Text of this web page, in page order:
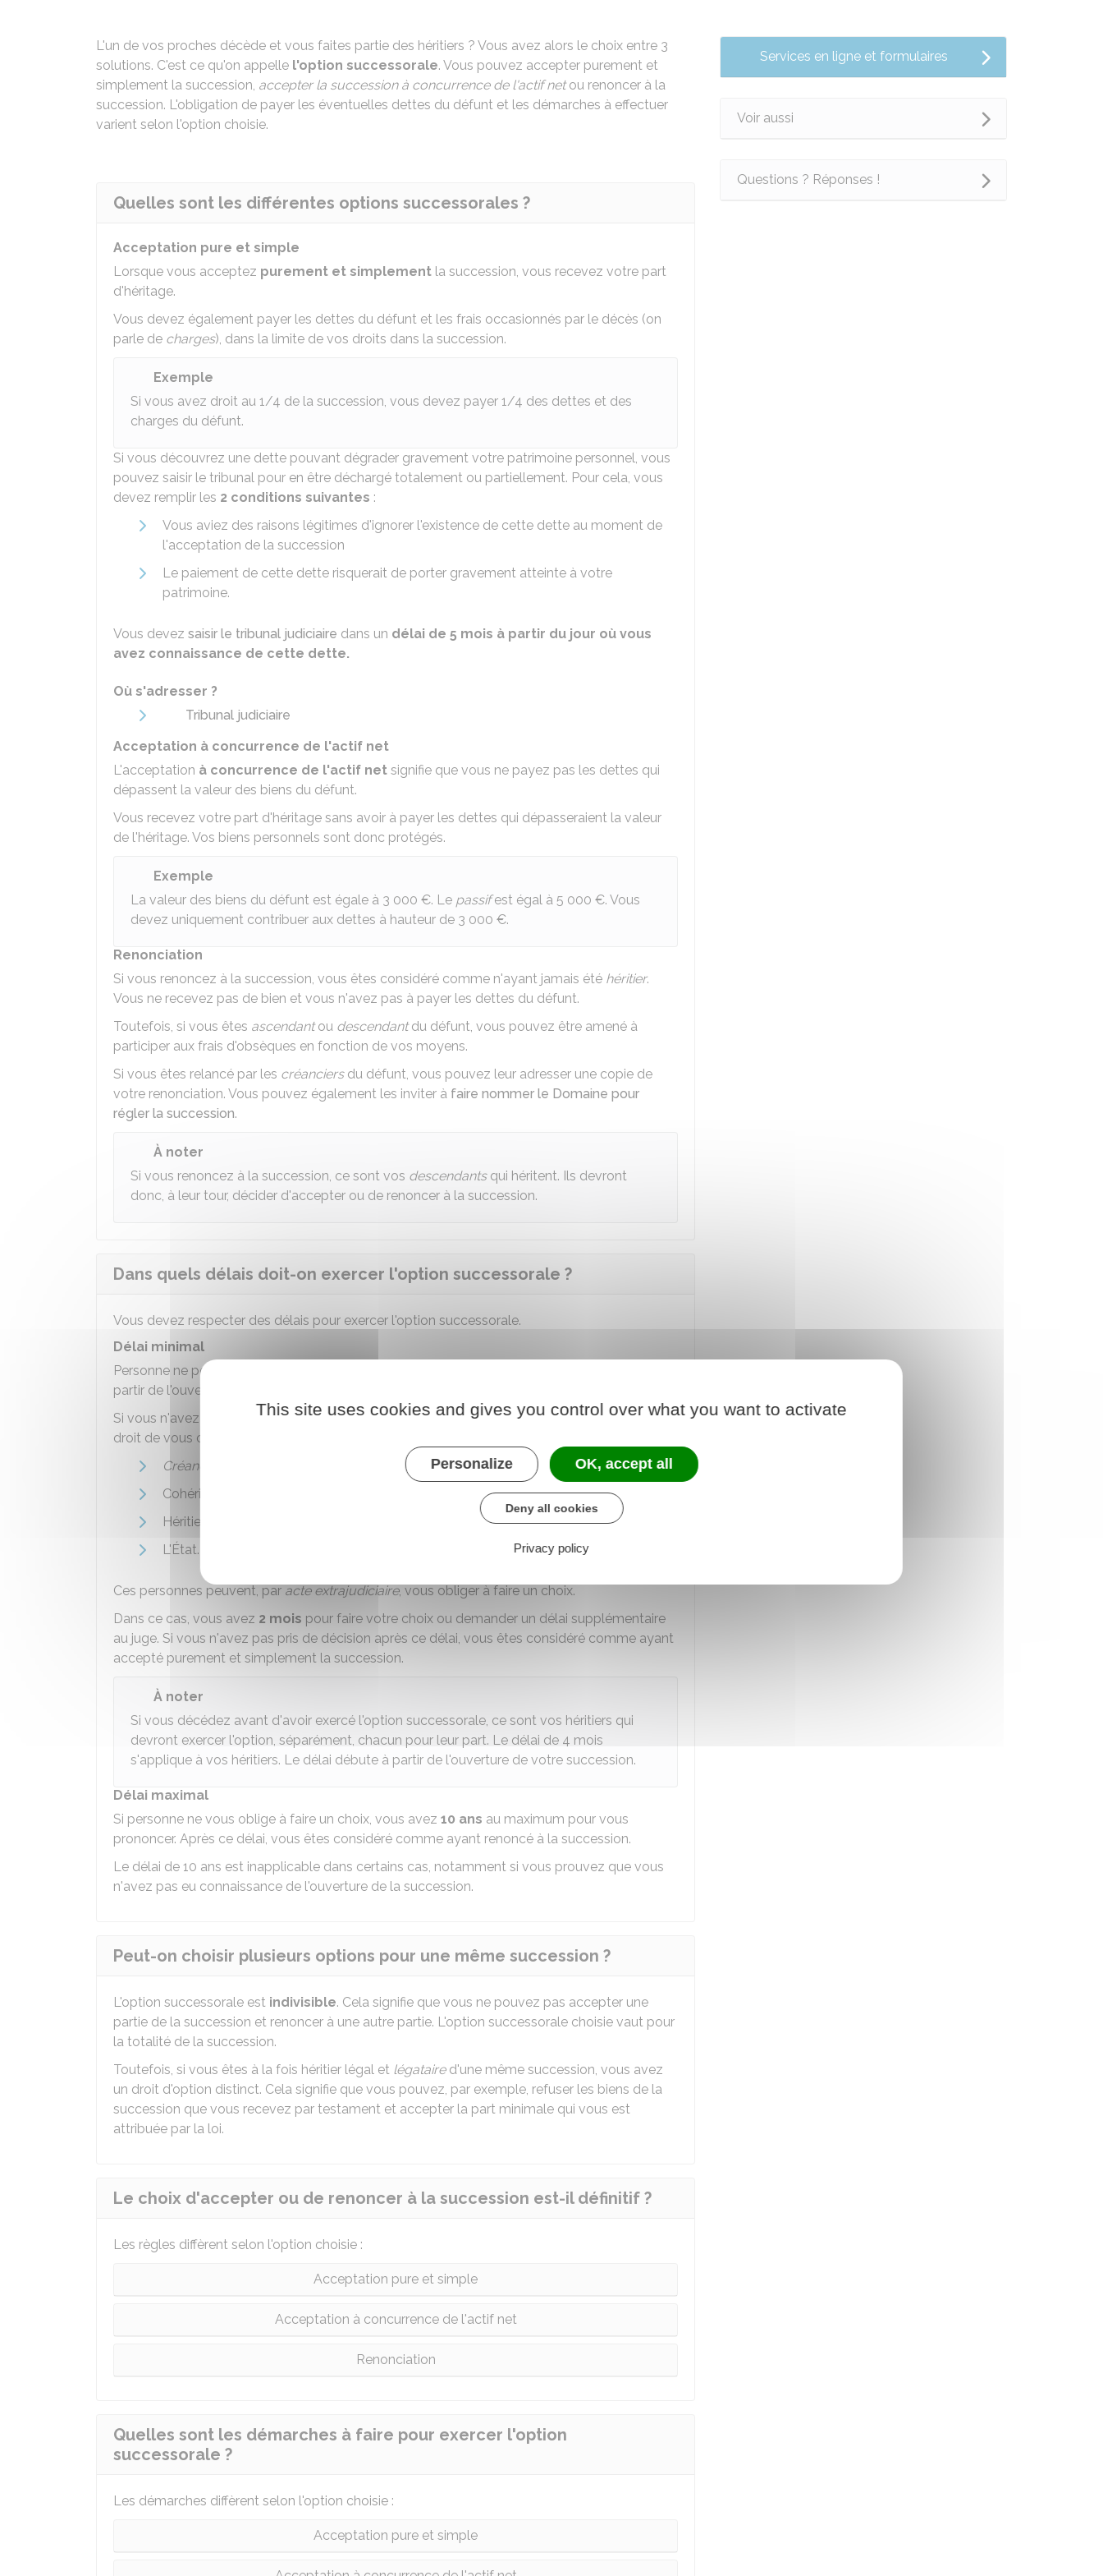
L'un de vos proches décède et vous faites partie des héritiers ? Vous avez alors le choix entre 3
solutions. C'est ce qu'on appelle l'option successorale. Vous pouvez accepter purement et
simplement la succession, accepter la succession à concurrence de l'actif netou renoncer à la
succession. L'obligation de payer les éventuelles dettes du défunt et les démarches à effectuer
varient selon l'option choisie.
Quelles sont les différentes options successorales ?
Acceptation pure et simple
Lorsque vous acceptez purement et simplement la succession, vous recevez votre part
d'héritage.
Vous devez également payer les dettes du défunt et les frais occasionnés par le décès (on
parle de charges), dans la limite de vos droits dans la succession.
Exemple
Si vous avez droit au 1/4 de la succession, vous devez payer 1/4 des dettes et des
charges du défunt.
Si vous découvrez une dette pouvant dégrader gravement votre patrimoine personnel, vous
pouvez saisir le tribunal pour en être déchargé totalement ou partiellement. Pour cela, vous
devez remplir les 2 conditions suivantes :
Vous aviez des raisons légitimes d'ignorer l'existence de cette dette au moment de
l'acceptation de la succession
Le paiement de cette dette risquerait de porter gravement atteinte à votre
patrimoine.
Vous devez saisir le tribunal judiciaire dans un délai de 5 mois à partir du jour où vous
avez connaissance de cette dette.
Où s'adresser ?
Tribunal judiciaire
Acceptation à concurrence de l'actif net
L'acceptation à concurrence de l'actif net signifie que vous ne payez pas les dettes qui
dépassent la valeur des biens du défunt.
Vous recevez votre part d'héritage sans avoir à payer les dettes qui dépasseraient la valeur
de l'héritage. Vos biens personnels sont donc protégés.
Exemple
La valeur des biens du défunt est égale à 3 000 €. Le passifest égal à 5 000 €. Vous
devez uniquement contribuer aux dettes à hauteur de 3 000 €.
Renonciation
Si vous renoncez à la succession, vous êtes considéré comme n'ayant jamais été héritier.
Vous ne recevez pas de bien et vous n'avez pas à payer les dettes du défunt.
Toutefois, si vous êtes ascendantou descendantdu défunt, vous pouvez être amené à
participer aux frais d'obsèques en fonction de vos moyens.
Si vous êtes relancé par les créanciersdu défunt, vous pouvez leur adresser une copie de
votre renonciation. Vous pouvez également les inviter à faire nommer le Domaine pour
régler la succession.
À noter
Si vous renoncez à la succession, ce sont vos descendantsqui héritent. Ils devront
donc, à leur tour, décider d'accepter ou de renoncer à la succession.
Dans quels délais doit-on exercer l'option successorale ?
Vous devez respecter des délais pour exercer l'option successorale.
Délai minimal
Personne ne peut vous obliger à exercer l'option successorale pendant un délai de
partir de l'ouverture de la succession.
Si vous n'avez pas pris de décision après le délai de 4 mois, les personnes suivantes ont le
droit de vous obliger à faire un choix :
Créancier
Cohéritier
Héritier de rang subséquent (personne qui hériterait si vous renonciez)
L'État.
Ces personnes peuvent, par acte extrajudiciaire, vous obliger à faire un choix.
Dans ce cas, vous avez 2 mois pour faire votre choix ou demander un délai supplémentaire
au juge. Si vous n'avez pas pris de décision après ce délai, vous êtes considéré comme ayant
accepté purement et simplement la succession.
À noter
Si vous décédez avant d'avoir exercé l'option successorale, ce sont vos héritiers qui
devront exercer l'option, séparément, chacun pour leur part. Le délai de 4 mois
s'applique à vos héritiers. Le délai débute à partir de l'ouverture de votre succession.
Délai maximal
Si personne ne vous oblige à faire un choix, vous avez 10 ans au maximum pour vous
prononcer. Après ce délai, vous êtes considéré comme ayant renoncé à la succession.
Le délai de 10 ans est inapplicable dans certains cas, notamment si vous prouvez que vous
n'avez pas eu connaissance de l'ouverture de la succession.
Peut-on choisir plusieurs options pour une même succession ?
L'option successorale est indivisible. Cela signifie que vous ne pouvez pas accepter une
partie de la succession et renoncer à une autre partie. L'option successorale choisie vaut pour
la totalité de la succession.
Toutefois, si vous êtes à la fois héritier légal et légataired'une même succession, vous avez
un droit d'option distinct. Cela signifie que vous pouvez, par exemple, refuser les biens de la
succession que vous recevez par testament et accepter la part minimale qui vous est
attribuée par la loi.
Le choix d'accepter ou de renoncer à la succession est-il définitif ?
Les règles diffèrent selon l'option choisie :
Acceptation pure et simple
Acceptation à concurrence de l'actif net
Renonciation
Quelles sont les démarches à faire pour exercer l'option
successorale ?
Les démarches diffèrent selon l'option choisie :
Acceptation pure et simple
Services en ligne et formulaires
Voir aussi
Questions ? Réponses !
This site uses cookies and gives you control over what you want to activate
Personalize OK, accept all
Deny all cookies
Privacy policy